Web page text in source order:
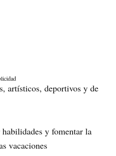
artísticos, deportivos y de
y fomentar la
vacaciones